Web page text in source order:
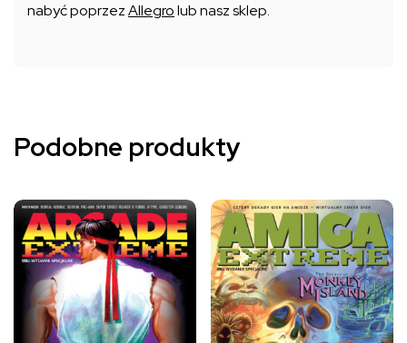
nabyć poprzezAllegrolub nasz sklep.
Podobne produkty
Ten
produkt
ma
wiele
wariantów.
Ten
produkt
ma
wiele
wariantów.